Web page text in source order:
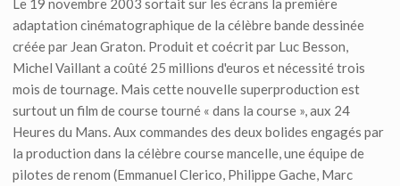
Le 19 novembre 2003 sortait sur les écrans la première
adaptation cinématographique de la célèbre bande dessinée
créée par Jean Graton. Produit et coécrit par Luc Besson,
Michel Vaillant a coûté 25 millions d'euros et nécessité trois
mois de tournage. Mais cette nouvelle superproduction est
surtout un film de course tourné « dans la course », aux 24
Heures du Mans. Aux commandes des deux bolides engagés par
la production dans la célèbre course mancelle, une équipe de
pilotes de renom (Emmanuel Clerico, Philippe Gache, Marc